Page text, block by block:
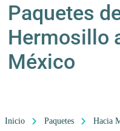
Paquetes
Hermosillo
México
Inicio Paquetes Hacia